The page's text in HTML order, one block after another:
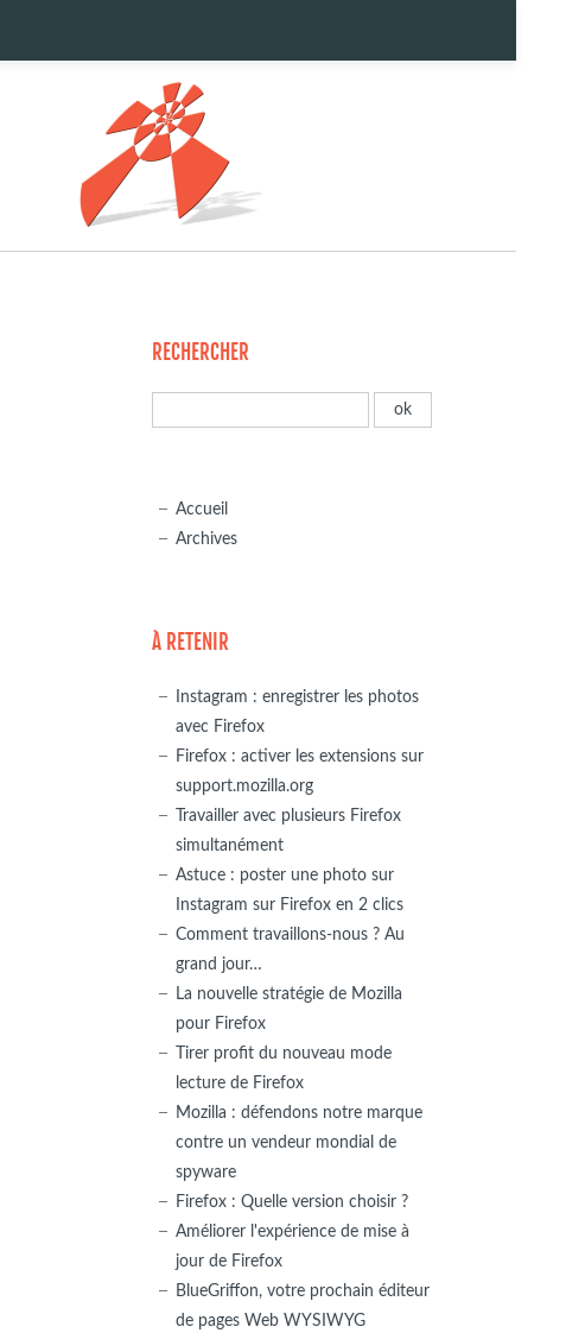
RECHERCHER
Accueil
Archives
À RETENIR
Instagram : enregistrer les photos
avec Firefox
Firefox : activer les extensions sur
support.mozilla.org
Travailler avec plusieurs Firefox
simultanément
Astuce : poster une photo sur
Instagram sur Firefox en 2 clics
Comment travaillons-nous ? Au
grand jour…
La nouvelle stratégie de Mozilla
pour Firefox
Tirer profit du nouveau mode
lecture de Firefox
Mozilla : défendons notre marque
contre un vendeur mondial de
spyware
Firefox : Quelle version choisir ?
Améliorer l'expérience de mise à
jour de Firefox
BlueGriffon, votre prochain éditeur
de pages Web WYSIWYG